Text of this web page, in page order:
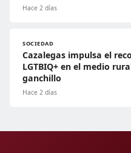
Hace 2 días
SOCIEDAD
Cazalegas impulsa el
LGTBIQ+ en el medio
ganchillo
Hace 2 días